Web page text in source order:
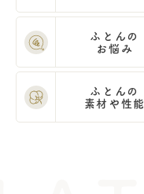
ふとんの
お悩み
ふとんの
素材や性能